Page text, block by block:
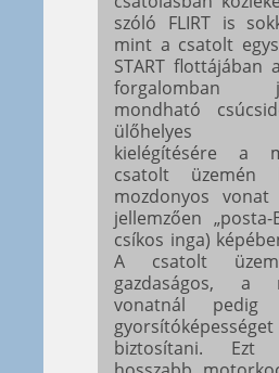
szóló FLIRT is
mint a csatolt
START flottájában
forgalomban
mondható
ülőhelyes
kielégítésére a
csatolt üzemén
mozdonyos
jellemzően „posta-
csíkos inga)
A csatolt
gazdaságos, a
vonatnál
biztosítani.